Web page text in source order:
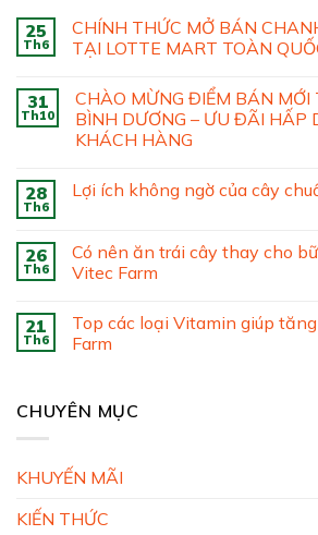
25
Th6
CHÍNH THỨC MỞ BÁN
TẠI LOTTE MART TOÀN
31
Th10
CHÀO MỪNG ĐIỂM BÁN MỚI
BÌNH DƯƠNG – ƯU ĐÃI HẤP
KHÁCH HÀNG
28
Th6
Lợi ích không ngờ của cây
26
Th6
Có nên ăn trái cây thay cho
Vitec Farm
21
Th6
Top các loại Vitamin giúp
Farm
CHUYÊN MỤC
KHUYẾN MÃI
KIẾN THỨC